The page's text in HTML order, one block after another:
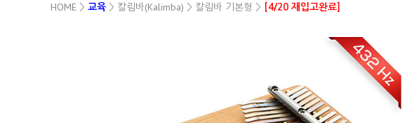
HOME > 교육 > 칼림바(Kalimba) > 칼림바 기본형 > [4/20 재입고완료]